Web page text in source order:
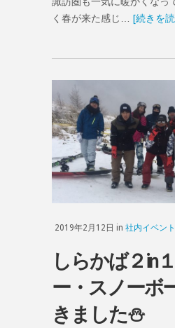
く春が来た感じ… [続きを
2019年2月12日 in 社内イベント
しらかば２in
ー・スノーボ
きました⛄